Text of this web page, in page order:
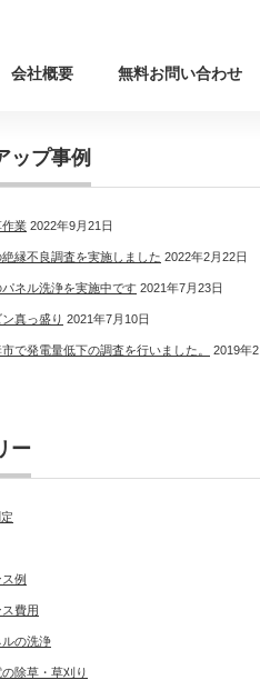
会社概要 無料お問い合わせ
ップ事例
作業 2022年9月21日
縁不良調査を実施しました 2022年2月22日
ネル洗浄を実施中です 2021年7月23日
真っ盛り 2021年7月10日
で発電量低下の調査を行いました。
2019年2
ー
ス例
ス費用
の洗浄
除草・草刈り